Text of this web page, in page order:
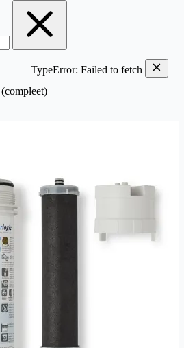
TypeError: Failed to fetch